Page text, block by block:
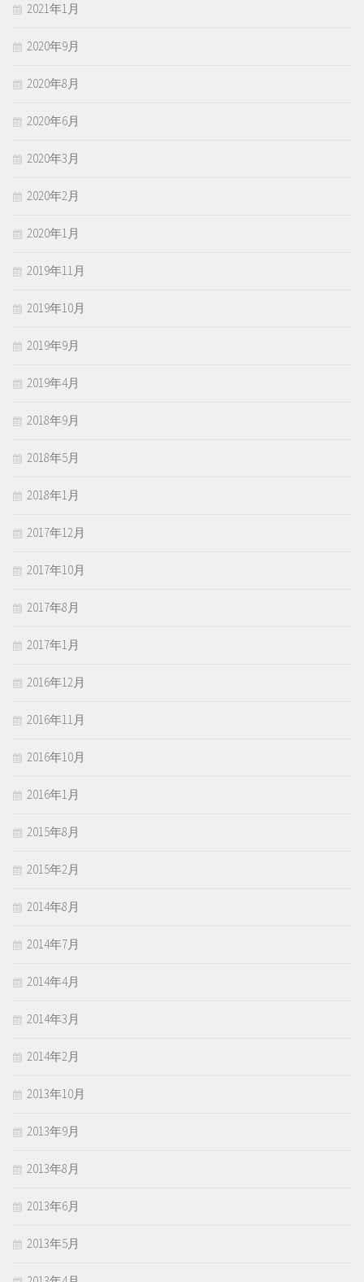
2021年1月
2020年9月
2020年8月
2020年6月
2020年3月
2020年2月
2020年1月
2019年11月
2019年10月
2019年9月
2019年4月
2018年9月
2018年5月
2018年1月
2017年12月
2017年10月
2017年8月
2017年1月
2016年12月
2016年11月
2016年10月
2016年1月
2015年8月
2015年2月
2014年8月
2014年7月
2014年4月
2014年3月
2014年2月
2013年10月
2013年9月
2013年8月
2013年6月
2013年5月